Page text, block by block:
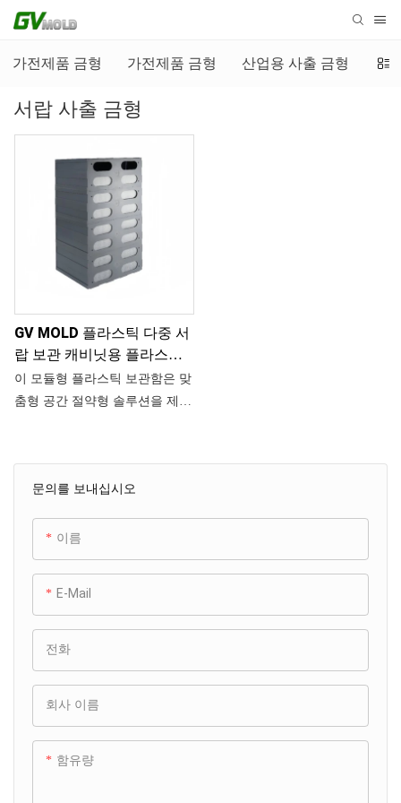
가전제품 금형 가전제품 금형 산업용 사출 금형 자
서랍 사출 금형
문의를 보내십시오
이름
E-Mail
전화
회사 이름
함유량
GV MOLD 플라스틱 다중 서
랍 보관 캐비닛용 플라스틱
사출 금형
이 모듈형 플라스틱 보관함은 맞
춤형 공간 절약형 솔루션을 제공
걸쇠가 있어 안정적으로 쌓을 수
있습니다. 내부 수납공간은 분할
된 섹션 또는 단일 대형 공간의
두 가지 스타일로 제공되므로 사
용자가 필요에 따라 레이아웃을
조정할 수 있습니다. 깔끔함과 유
연성을 보장하면서 다양한 품목
을 정리하는 데 적합합니다.